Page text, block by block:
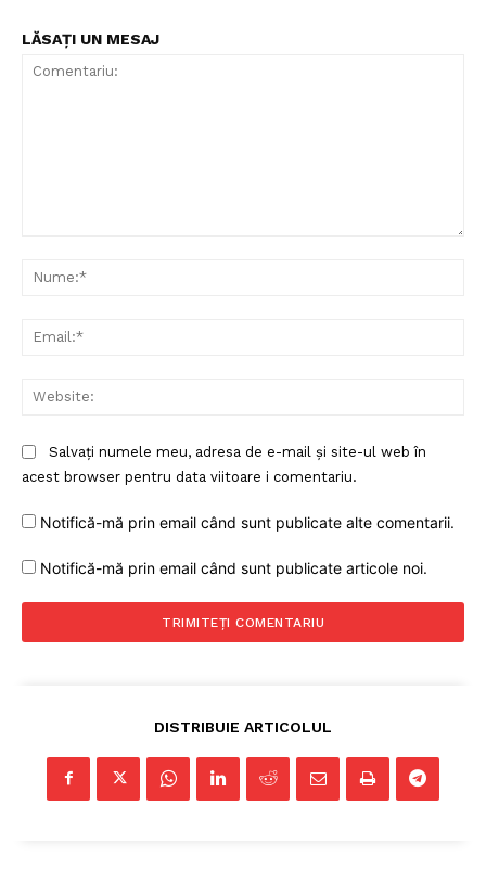
LĂSAȚI UN MESAJ
Salvați numele meu, adresa de e-mail și site-ul web în
acest browser pentru data viitoare i comentariu.
Notifică-mă prin email când sunt publicate alte comentarii.
Notifică-mă prin email când sunt publicate articole noi.
DISTRIBUIE ARTICOLUL